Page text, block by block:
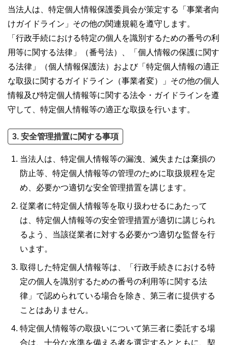
当法人は、特定個人情報保護委員会が策定する「事業者向
けガイドライン」その他の関連規範を遵守します。
「行政手続における特定の個人を識別するための番号の利
用等に関する法律」（番号法）、「個人情報の保護に関す
る法律」（個人情報保護法）および「特定個人情報の適正
な取扱に関するガイドライン（事業者変）」その他の個人
情報及び特定個人情報等に関する法令・ガイドラインを遵
守して、特定個人情報等の適正な取扱を行います。
3. 安全管理措置に関する事項
当法人は、特定個人情報等の漏洩、滅失または棄損の
防止等、特定個人情報等の管理のために取扱規程を定
め、必要かつ適切な安全管理措置を講じます。
従業者に特定個人情報等を取り扱わせるにあたって
は、特定個人情報等の安全管理措置が適切に講じられ
るよう、当該従業者に対する必要かつ適切な監督を行
います。
取得した特定個人情報等は、「行政手続きにおける特
定の個人を識別するための番号の利用等に関する法
律」で認められている場合を除き、第三者に提供する
ことはありません。
特定個人情報等の取扱いについて第三者に委託する場
合は、十分な水準を備える者を選定するとともに、契